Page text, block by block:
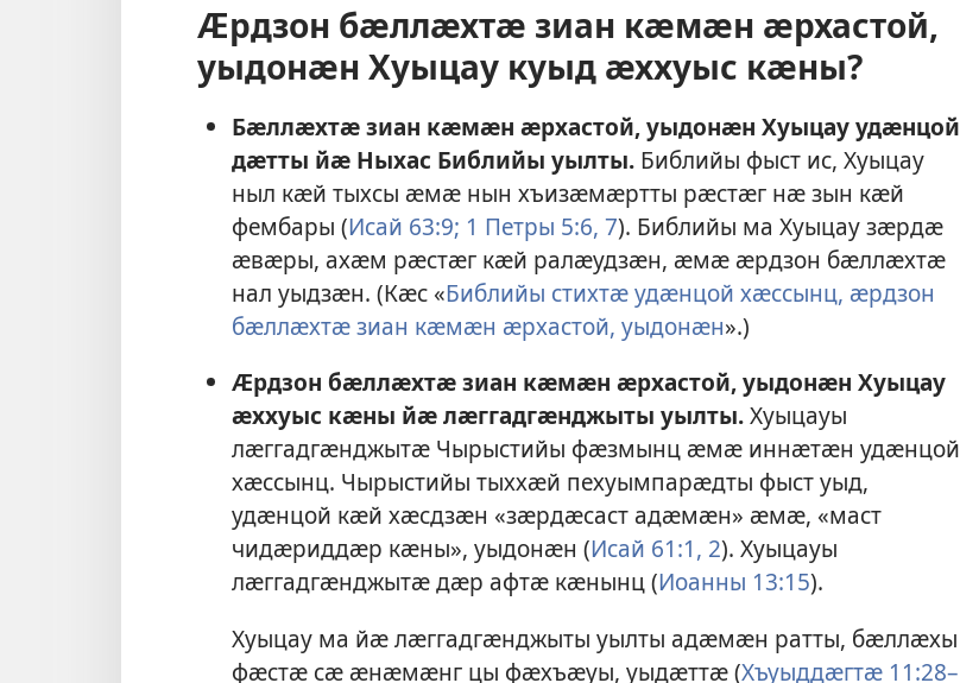
Ӕрдзон бӕллӕхтӕ зиан кӕмӕн ӕрхастой,
уыдонӕн Хуыцау куыд ӕххуыс кӕны?
Бӕллӕхтӕ зиан кӕмӕн ӕрхастой, уыдонӕн Хуыцау удӕнцой
дӕтты йӕ Ныхас Библийы уылты.Библийы фыст ис, Хуыцау
ныл кӕй тыхсы ӕмӕ нын хъизӕмӕртты рӕстӕг нӕ зын кӕй
фембары (Исай 63:9; 1 Петры 5:6, 7). Библийы ма Хуыцау зӕрдӕ
ӕвӕры, ахӕм рӕстӕг кӕй ралӕудзӕн, ӕмӕ ӕрдзон бӕллӕхтӕ
нал уыдзӕн. (Кӕс «Библийы стихтӕ удӕнцой хӕссынц, ӕрдзон
бӕллӕхтӕ зиан кӕмӕн ӕрхастой, уыдонӕн».)
Ӕрдзон бӕллӕхтӕ зиан кӕмӕн ӕрхастой, уыдонӕн Хуыцау
ӕххуыс кӕны йӕ лӕггадгӕнджыты уылты.Хуыцауы
лӕггадгӕнджытӕ Чырыстийы фӕзмынц ӕмӕ иннӕтӕн удӕнцой
хӕссынц. Чырыстийы тыххӕй пехуымпарӕдты фыст уыд,
удӕнцой кӕй хӕсдзӕн «зӕрдӕсаст адӕмӕн» ӕмӕ, «маст
чидӕриддӕр кӕны», уыдонӕн (Исай 61:1, 2). Хуыцауы
лӕггадгӕнджытӕ дӕр афтӕ кӕнынц (Иоанны 13:15).
Хуыцау ма йӕ лӕггадгӕнджыты уылты адӕмӕн ратты, бӕллӕхы
фӕстӕ сӕ ӕнӕмӕнг цы фӕхъӕуы, уыдӕттӕ (Хъуыддӕгтӕ 11:28–